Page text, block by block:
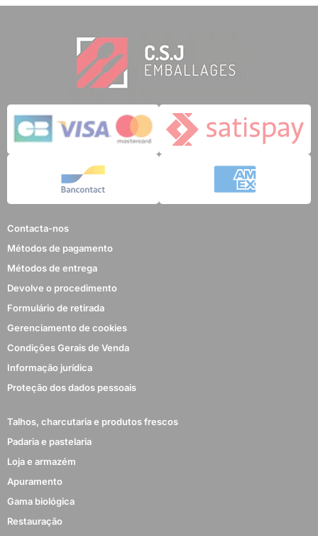
Contacta-nos
Métodos de pagamento
Métodos de entrega
Devolve o procedimento
Formulário de retirada
Gerenciamento de cookies
Condições Gerais de Venda
Informação jurídica
Proteção dos dados pessoais
Talhos, charcutaria e produtos frescos
Padaria e pastelaria
Loja e armazém
Apuramento
Gama biológica
Restauração